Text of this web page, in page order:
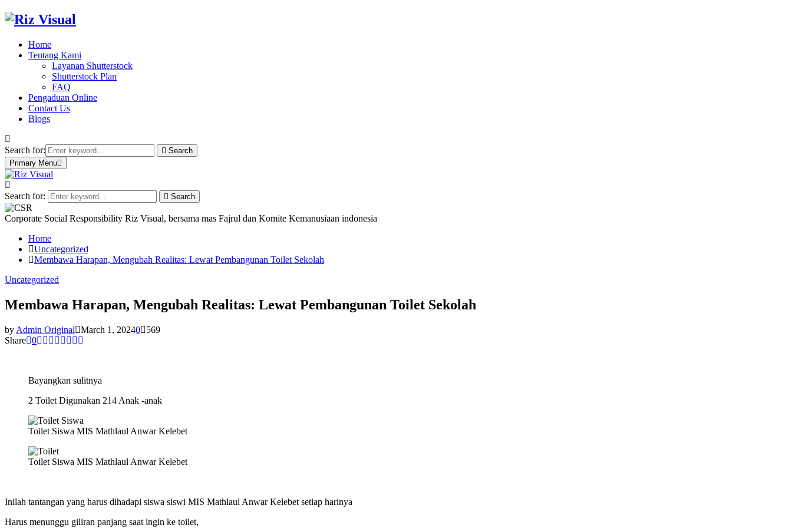
Home
Tentang Kami
Layanan Shutterstock
Shutterstock Plan
FAQ
Pengaduan Online
Contact Us
Blogs
Search for:
Search
Primary Menu
Search for: Search
Corporate Social Responsibility Riz Visual, bersama mas Fajrul dan Komite Kemanusiaan indonesia
Home
Uncategorized
Membawa Harapan, Mengubah Realitas: Lewat Pembangunan Toilet Sekolah
Uncategorized
Membawa Harapan, Mengubah Realitas: Lewat Pembangunan Toilet Sekolah
by Admin Original March 1, 20240
569
Share 0
Bayangkan sulitnya
2 Toilet Digunakan 214 Anak -anak
Toilet Siswa MIS Mathlaul Anwar Kelebet
Toilet Siswa MIS Mathlaul Anwar Kelebet
Inilah tantangan yang harus dihadapi siswa siswi MIS Mathlaul Anwar Kelebet setiap harinya
Harus menunggu giliran panjang saat ingin ke toilet,